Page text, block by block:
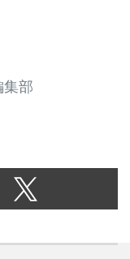
トロールのター
BBC によると、
歴史のなかで
2010年）イア
ンがチームのヤマ
集部